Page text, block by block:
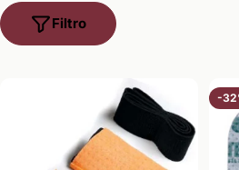
Filtro
-